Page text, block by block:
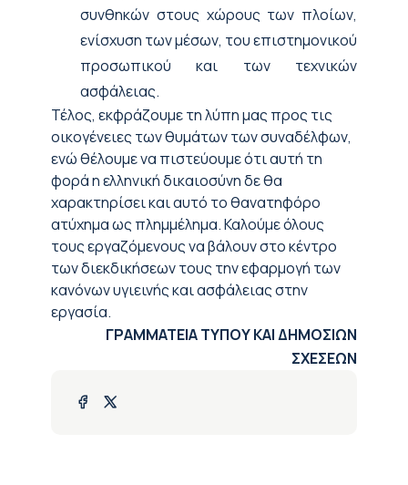
συνθηκών στους χώρους των πλοίων,
ενίσχυση των μέσων, του επιστημονικού
προσωπικού και των τεχνικών
ασφάλειας.
Τέλος, εκφράζουμε τη λύπη μας προς τις
οικογένειες των θυμάτων των συναδέλφων,
ενώ θέλουμε να πιστεύουμε ότι αυτή τη
φορά η ελληνική δικαιοσύνη δε θα
χαρακτηρίσει και αυτό το θανατηφόρο
ατύχημα ως πλημμέλημα. Καλούμε όλους
τους εργαζόμενους να βάλουν στο κέντρο
των διεκδικήσεων τους την εφαρμογή των
κανόνων υγιεινής και ασφάλειας στην
εργασία.
ΓΡΑΜΜΑΤΕΙΑ ΤΥΠΟΥ ΚΑΙ ΔΗΜΟΣΙΩΝ
ΣΧΕΣΕΩΝ